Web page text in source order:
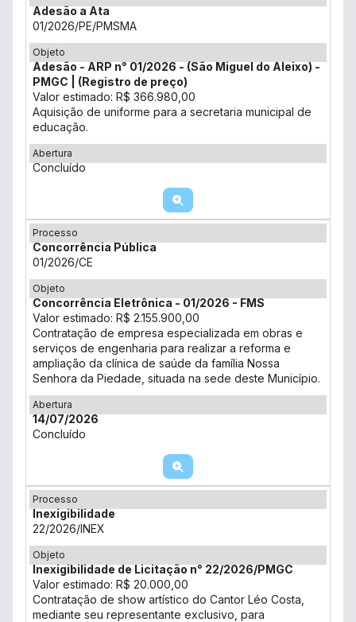
Adesão a Ata
01/2026/PE/PMSMA
Objeto
Adesão - ARP n° 01/2026 - (São Miguel do Aleixo) -
PMGC | (Registro de preço)
Valor estimado: R$ 366.980,00
Aquisição de uniforme para a secretaria municipal de
educação.
Abertura
Concluído
Processo
Concorrência Pública
01/2026/CE
Objeto
Concorrência Eletrônica - 01/2026 - FMS
Valor estimado: R$ 2.155.900,00
Contratação de empresa especializada em obras e
serviços de engenharia para realizar a reforma e
ampliação da clínica de saúde da família Nossa
Senhora da Piedade, situada na sede deste Município.
Abertura
14/07/2026
Concluído
Processo
Inexigibilidade
22/2026/INEX
Objeto
Inexigibilidade de Licitação n° 22/2026/PMGC
Valor estimado: R$ 20.000,00
Contratação de show artístico do Cantor Léo Costa,
mediante seu representante exclusivo, para